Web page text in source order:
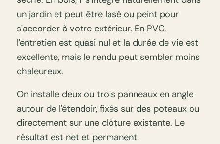
un jardin et peut être lasé ou peint pour
s'accorder à votre extérieur. En PVC,
l'entretien est quasi nul et la durée de vie est
excellente, mais le rendu peut sembler moins
chaleureux.
On installe deux ou trois panneaux en angle
autour de l'étendoir, fixés sur des poteaux ou
directement sur une clôture existante. Le
résultat est net et permanent.